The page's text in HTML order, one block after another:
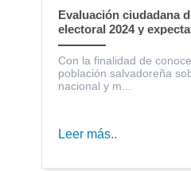
Evaluación ciudadana
electoral 2024 y
gestión gubernamental,
municipal
Con la finalidad de
población salvadoreña
nacional y m...
Leer más..